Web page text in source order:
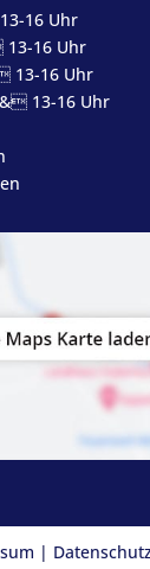
16 Uhr
16 Uhr
13-16 Uhr
13-16 Uhr
| Datenschutz